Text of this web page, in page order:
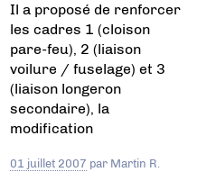
Il a proposé de renforcer
les cadres 1 (cloison
pare-feu), 2 (liaison
voilure / fuselage) et 3
(liaison longeron
secondaire), la
modification
01 juillet 2007 par Martin R.